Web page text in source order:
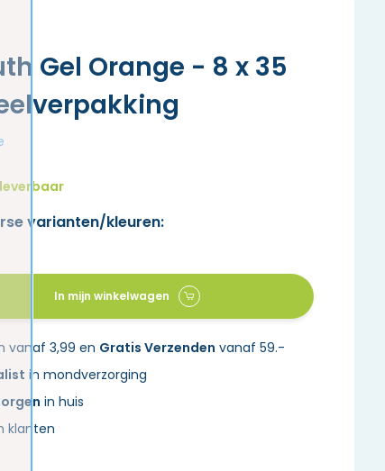
Gel Orange - 8 x 35
varianten/kleuren:
In mijn winkelwagen
vanaf 3,99 en Gratis Verzenden vanaf 59.-
in mondverzorging
in huis
klanten